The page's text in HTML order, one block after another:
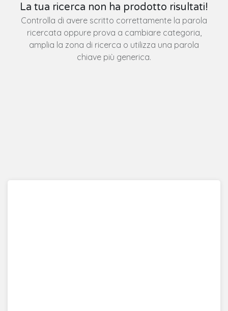
La tua ricerca non ha prodotto risultati!
Controlla di avere scritto correttamente la parola
ricercata oppure prova a cambiare categoria,
amplia la zona di ricerca o utilizza una parola
chiave più generica.